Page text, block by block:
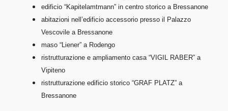
edificio “Kapitelamtmann” in centro storico a Bressanone
abitazioni nell’edificio accessorio presso il Palazzo
Vescovile a Bressanone
maso “Liener” a Rodengo
ristrutturazione e ampliamento casa “VIGIL RABER” a
Vipiteno
ristrutturazione edificio storico “GRAF PLATZ” a
Bressanone